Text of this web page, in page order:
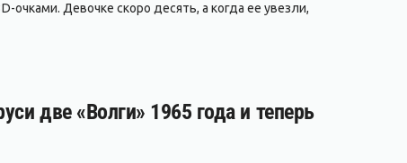
очками. Девочке скоро десять, а когда ее увезли,
две «Волги» 1965 года и теперь